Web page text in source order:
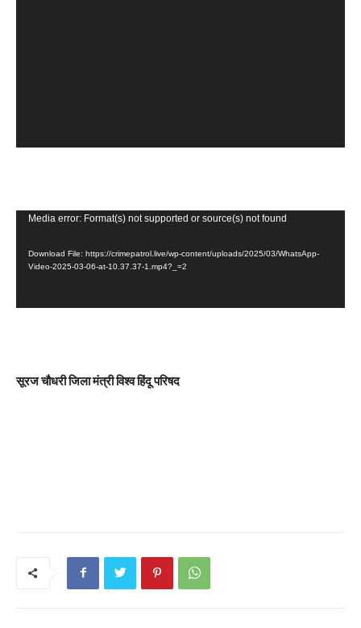
y
Media error: Format(s) not supported or source(s) not found
Download File: https://crimepatrol.live/wp-content/uploads/2025/03/WhatsApp-
Video-2025-03-06-at-10.37.37-1.mp4?_=2
सूरज चौधरी जिला मंत्री विश्व हिंदू परिषद